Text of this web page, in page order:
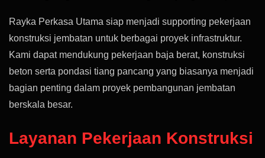
Rayka Perkasa Utama siap menjadi supporting pekerjaan
konstruksi jembatan untuk berbagai proyek infrastruktur.
Kami dapat mendukung pekerjaan baja berat, konstruksi
beton serta pondasi tiang pancang yang biasanya menjadi
bagian penting dalam proyek pembangunan jembatan
berskala besar.
Layanan Pekerjaan Konstruksi